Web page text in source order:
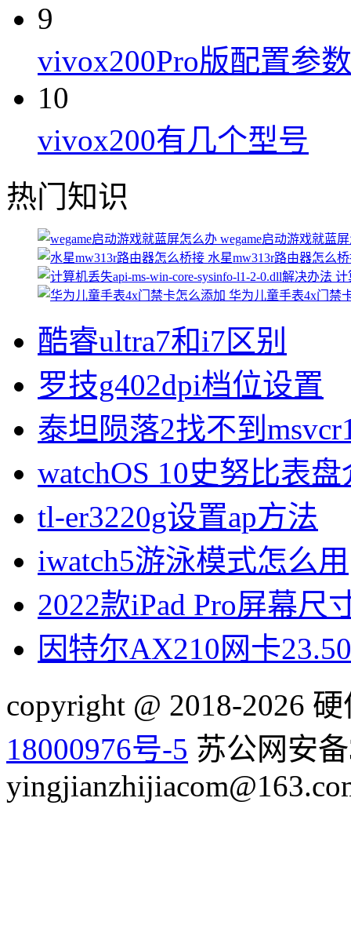
9
vivox200Pro版配置参数
10
vivox200有几个型号
热门知识
wegame启动游戏就蓝
水星mw313r路由器怎么
计
华为儿童手表4x门禁
酷睿ultra7和i7区别
罗技g402dpi档位设置
泰坦陨落2找不到
watchOS 10史努比表
tl-er3220g设置ap方法
iwatch5游泳模式怎么用
2022款iPad Pro屏幕尺
因特尔AX210网卡
copyright @ 2018-2026
18000976号-5 苏公网安